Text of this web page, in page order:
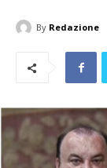
By Redazione